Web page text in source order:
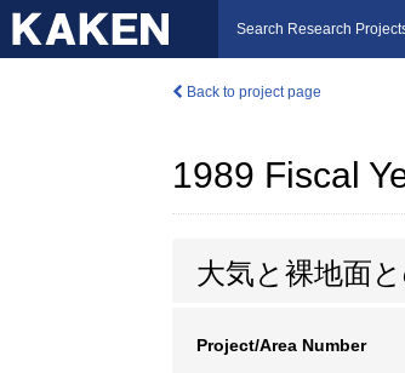
Search Research
Back to project page
1989 Fiscal
大気と裸地面
Project/Area Number